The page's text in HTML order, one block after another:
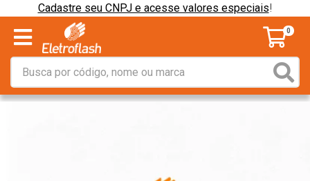
Cadastre seu CNPJ e acesse valores especiais!
0